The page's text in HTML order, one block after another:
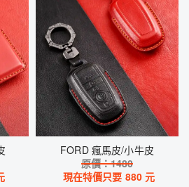
FORD 瘋馬皮/小牛皮
原價：1480
現在特價只要 880 元